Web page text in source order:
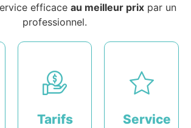
efficace au meilleur prixpar un
professionnel.
Tarifs
Service